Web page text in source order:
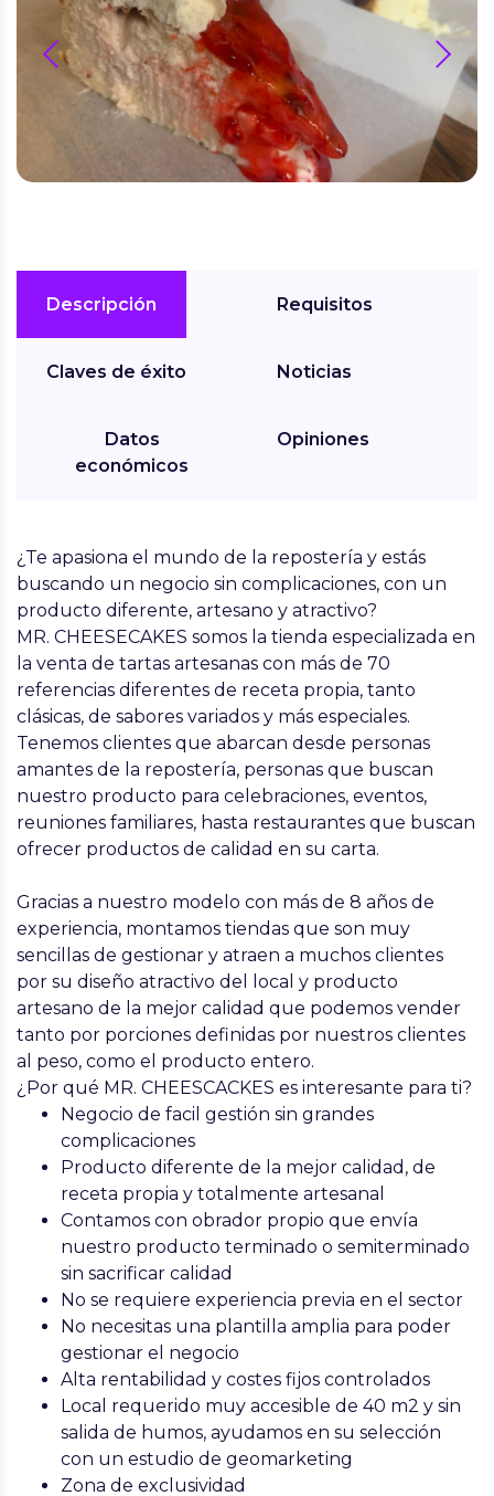
prev next
Descripción
Claves de éxito
Datos
económicos
Requisitos
Noticias
Opiniones
¿Te apasiona el mundo de la repostería y estás
buscando un negocio sin complicaciones, con un
producto diferente, artesano y atractivo?
MR. CHEESECAKES somos la tienda especializada en
la venta de tartas artesanas con más de 70
referencias diferentes de receta propia, tanto
clásicas, de sabores variados y más especiales.
Tenemos clientes que abarcan desde personas
amantes de la repostería, personas que buscan
nuestro producto para celebraciones, eventos,
reuniones familiares, hasta restaurantes que buscan
ofrecer productos de calidad en su carta.
Gracias a nuestro modelo con más de 8 años de
experiencia, montamos tiendas que son muy
sencillas de gestionar y atraen a muchos clientes
por su diseño atractivo del local y producto
artesano de la mejor calidad que podemos vender
tanto por porciones definidas por nuestros clientes
al peso, como el producto entero.
¿Por qué MR. CHEESCACKES es interesante para ti?
Negocio de facil gestión sin grandes
complicaciones
Producto diferente de la mejor calidad, de
receta propia y totalmente artesanal
Contamos con obrador propio que envía
nuestro producto terminado o semiterminado
sin sacrificar calidad
No se requiere experiencia previa en el sector
No necesitas una plantilla amplia para poder
gestionar el negocio
Alta rentabilidad y costes fijos controlados
Local requerido muy accesible de 40 m2 y sin
salida de humos, ayudamos en su selección
con un estudio de geomarketing
Zona de exclusividad